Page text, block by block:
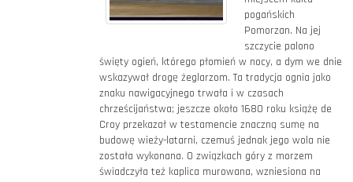
pogańskich
Pomorzan. Na jej
szczycie palono
święty ogień, którego płomień w nocy, a dym we dnie
wskazywał drogę żeglarzom. Ta tradycja ognia jako
znaku nawigacyjnego trwała i w czasach
chrześcijaństwa; jeszcze około 1680 roku książę de
Croy przekazał w testamencie znaczną sumę na
budowę wieży-latarni, czemuś jednak jego wola nie
została wykonana. O związkach góry z morzem
świadczyła też kaplica murowana, wzniesiona na